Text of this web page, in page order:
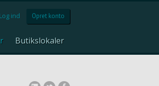
Log ind Opret konto
Butikslokaler